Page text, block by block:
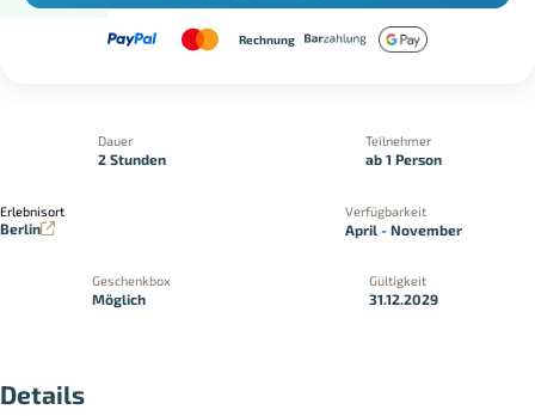
Rechnung
Dauer
2 Stunden
Teilnehmer
ab 1 Person
Erlebnisort
Berlin
Verfügbarkeit
April - November
Geschenkbox
Möglich
Gültigkeit
31.12.2029
Details